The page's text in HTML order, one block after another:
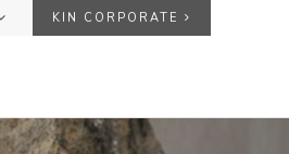
KIN CORPORATE